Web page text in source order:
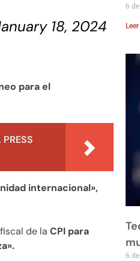
18, 2024
para el
internacional»,
de la CPI para
6
6